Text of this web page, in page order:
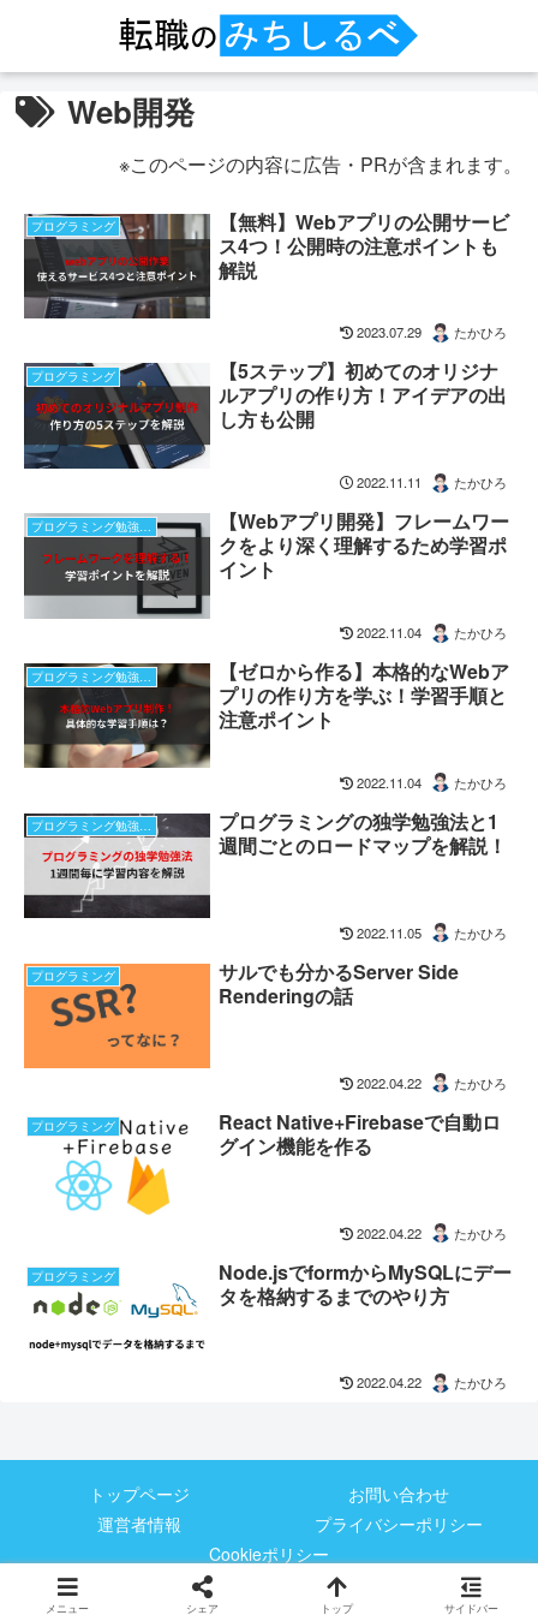
Web開発
※このページの内容に広告・PRが含まれます。
プログラミング
【無料】Webアプリの公開サービ
ス4つ！公開時の注意ポイントも
解説
2023.07.29 たかひろ
プログラミング
【5ステップ】初めてのオリジナ
ルアプリの作り方！アイデアの出
し方も公開
2022.11.11 たかひろ
【Webアプリ開発】フレームワー
クをより深く理解するため学習ポ
イント
2022.11.04 たかひろ
【ゼロから作る】本格的なWebア
プリの作り方を学ぶ！学習手順と
注意ポイント
2022.11.04 たかひろ
プログラミング勉強方法
プログラミングの独学勉強法と1
週間ごとのロードマップを解説！
2022.11.05 たかひろ
プログラミング
サルでも分かるServer Side
Renderingの話
2022.04.22 たかひろ
プログラミング
React Native+Firebaseで自動ロ
グイン機能を作る
2022.04.22 たかひろ
プログラミング
Node.jsでformからMySQLにデー
タを格納するまでのやり方
2022.04.22 たかひろ
トップページ
お問い合わせ
運営者情報
プライバシーポリシー
Cookieポリシー
© 2020-2026 転職のみちしるべ.
メニュー シェア トップ サイドバー